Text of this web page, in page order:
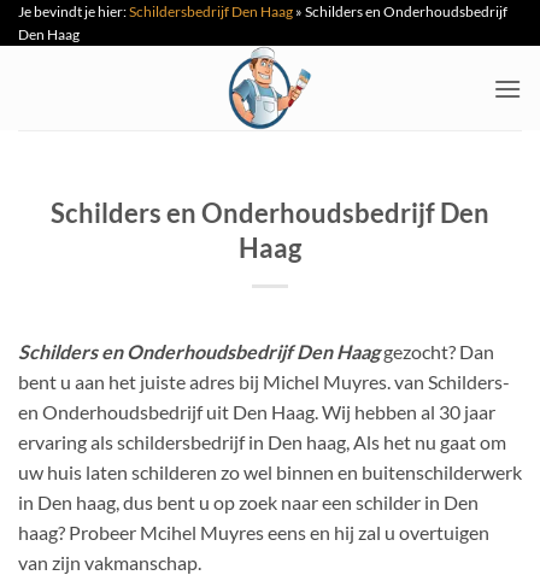
Ga
naar
Je bevindt je hier:Schildersbedrijf Den Haag » Schilders en Onderhoudsbedrijf
Den Haag
Schilders en Onderhoudsbedrijf Den
Haag
Schilders en Onderhoudsbedrijf Den Haaggezocht? Dan
bent u aan het juiste adres bij Michel Muyres. van Schilders-
en Onderhoudsbedrijf uit Den Haag. Wij hebben al 30 jaar
ervaring als schildersbedrijf in Den haag, Als het nu gaat om
uw huis laten schilderen zo wel binnen en buitenschilderwerk
in Den haag, dus bent u op zoek naar een schilder in Den
haag? Probeer Mcihel Muyres eens en hij zal u overtuigen
van zijn vakmanschap.